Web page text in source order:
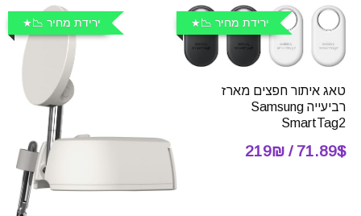
ירידת מחיר 📉
טאג איתור חפצים מארז
רביעייה Samsung
SmartTag2
71.89$ / 219₪
ירידת מחיר 📉